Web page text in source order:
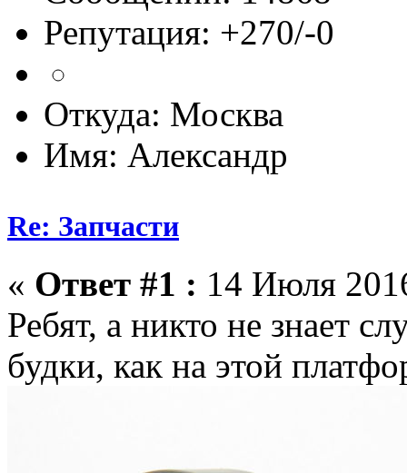
Репутация: +270/-0
Откуда: Москва
Имя: Александр
Re: Запчасти
« Ответ #1 : 14 Июля
Ребят, а никто не знает
будки, как на этой